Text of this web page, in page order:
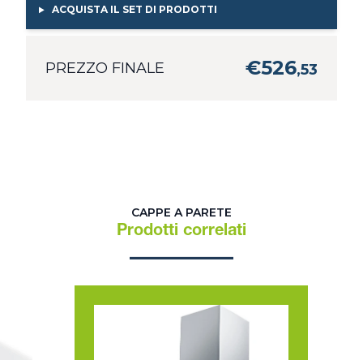
ACQUISTA IL SET DI PRODOTTI
PREZZO FINALE €526,53
CAPPE A PARETE
Prodotti correlati